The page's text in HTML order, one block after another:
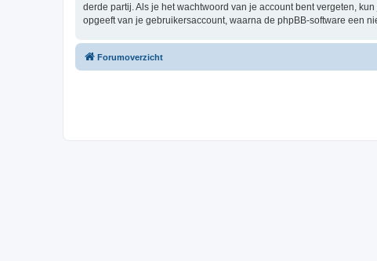
derde partij. Als je het wachtwoord van je account bent vergeten,
opgeeft van je gebruikersaccount, waarna de phpBB-software een
Forumoverzicht